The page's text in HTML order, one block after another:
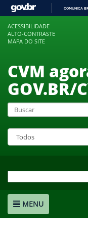
COMUNICA
ACESSIBILIDADE
ALTO-CONTRASTE
MAPA DO SITE
CVM
GOV.BR/
MENU